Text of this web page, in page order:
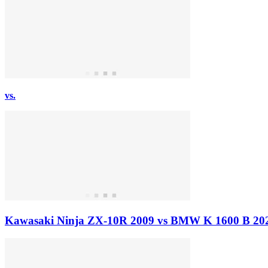
vs.
Kawasaki Ninja ZX-10R 2009 vs BMW K 1600 B